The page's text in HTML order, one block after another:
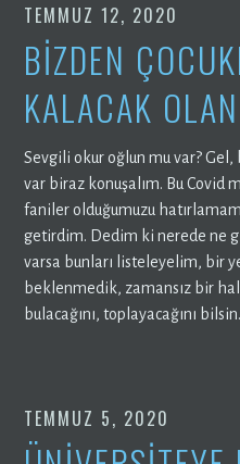
TEMMUZ 12, 2020
BİZDEN
KALACAK
Sevgili okur oğlun mu var?
var biraz konuşalım. Bu Covid
faniler olduğumuzu
getirdim. Dedim ki nerede ne
varsa bunları listeleyelim, bir
beklenmedik, zamansız bir
bulacağını, toplayacağını
TEMMUZ 5, 2020